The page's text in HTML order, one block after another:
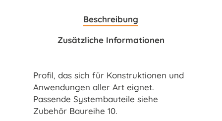
Beschreibung
Zusätzliche Informationen
Profil, das sich für Konstruktionen und
Anwendungen aller Art eignet.
Passende Systembauteile siehe
Zubehör Baureihe 10.